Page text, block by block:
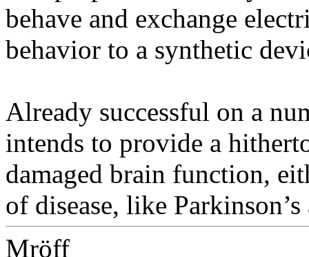
behave and exchange
behavior to a synthetic
Already successful on a
intends to provide a
damaged brain function,
of disease, like
Mröff